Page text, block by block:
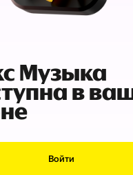
Музыка
в
Войти